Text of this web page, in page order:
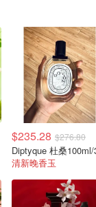
$235.28 $276.80
清新晚香玉